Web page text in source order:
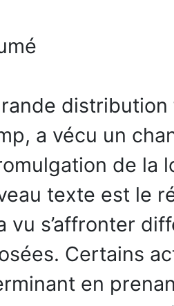
a vécu un
de la
texte est le
vu s’affronter
Certains
en